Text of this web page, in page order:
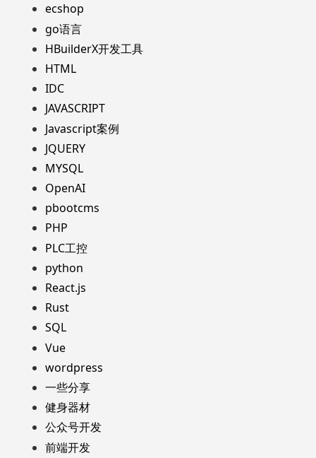
ecshop
go语言
HBuilderX开发工具
HTML
IDC
JAVASCRIPT
Javascript案例
JQUERY
MYSQL
OpenAI
pbootcms
PHP
PLC工控
python
React.js
Rust
SQL
Vue
wordpress
一些分享
健身器材
公众号开发
前端开发